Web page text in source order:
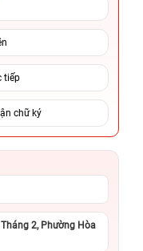
tiếp
chữ ký
2, Phường Hòa